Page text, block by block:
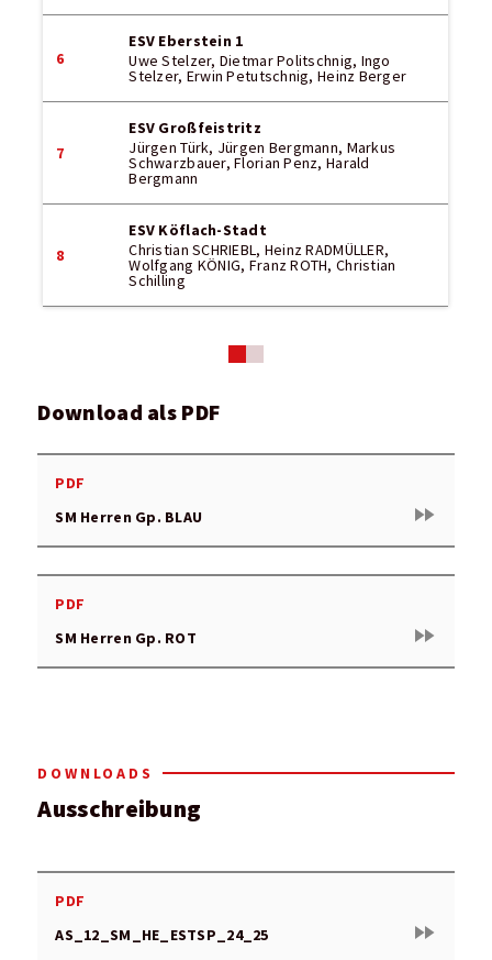
6
ESV Eberstein 1
Uwe Stelzer, Dietmar Politschnig, Ingo
Stelzer, Erwin Petutschnig, Heinz Berger
7
ESV Großfeistritz
Jürgen Türk, Jürgen Bergmann, Markus
Schwarzbauer, Florian Penz, Harald
Bergmann
8
ESV Köflach-Stadt
Christian SCHRIEBL, Heinz RADMÜLLER,
Wolfgang KÖNIG, Franz ROTH, Christian
Schilling
Download als PDF
PDF
SM Herren Gp. BLAU
fast_forward
PDF
SM Herren Gp. ROT
fast_forward
DOWNLOADS
Ausschreibung
PDF
AS_12_SM_HE_ESTSP_24_25
fast_forward